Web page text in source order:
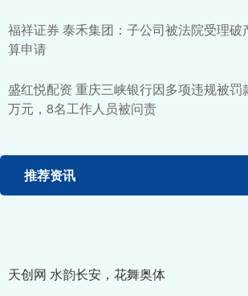
福祥证券 泰禾集团：子公司被法院受理破
算申请
盛红悦配资 重庆三峡银行因多项违规被罚
万元，8名工作人员被问责
推荐资讯
天创网 水韵长安，花舞奥体